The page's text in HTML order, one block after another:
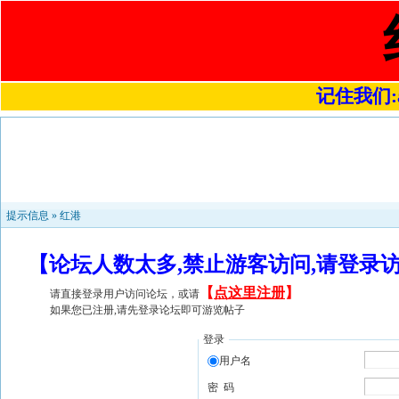
记住我们
提示信息 » 红港
【论坛人数太多,禁止游客访问,请登
请直接登录用户访问论坛，或请 【 点这里注册】
如果您已注册,请先登录论坛即可游览帖子
登录
用户名
密 码